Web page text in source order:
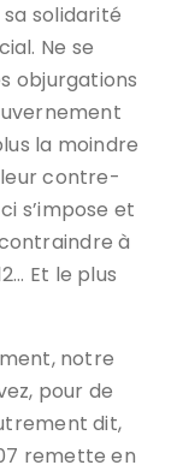
solidarité
Ne se
objurgations
la moindre
contre-
s’impose et
à
Et le plus
notre
pour de
dit,
remette en